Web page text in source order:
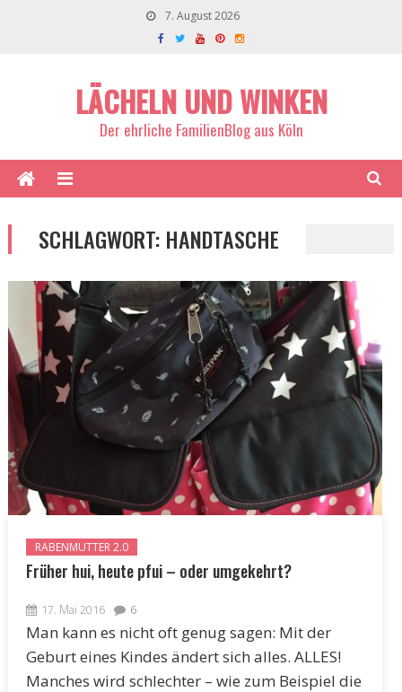
7. August 2026
LÄCHELN UND WINKEN
Der ehrliche FamilienBlog aus Köln
SCHLAGWORT: HANDTASCHE
RABENMUTTER 2.0
Früher hui, heute pfui – oder umgekehrt?
17. Mai 2016 6
Man kann es nicht oft genug sagen: Mit der
Geburt eines Kindes ändert sich alles. ALLES!
Manches wird schlechter – wie zum Beispiel die